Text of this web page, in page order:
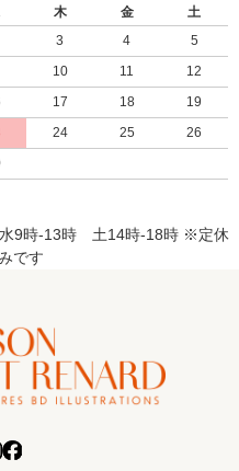
木 金
土
3 4
5
10 11
12
17 18
19
24 25
26
9時-13時 土14時-18時 ※定休
です